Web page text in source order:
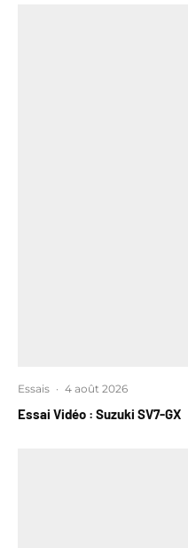
Essais · 4 août 2026
Essai Vidéo : Suzuki SV7-GX